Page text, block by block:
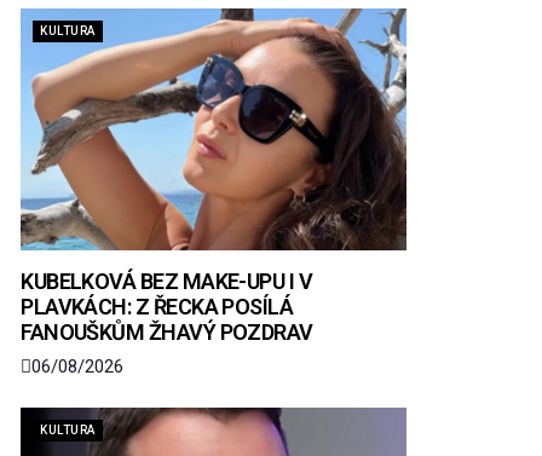
KULTURA
KUBELKOVÁ BEZ MAKE-UPU I V
PLAVKÁCH: Z ŘECKA POSÍLÁ
FANOUŠKŮM ŽHAVÝ POZDRAV
06/08/2026
KULTURA